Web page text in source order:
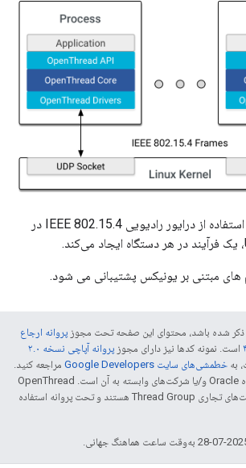
شبیه‌سازی POSIX با استفاده از درایور رادیویی IEEE 802.15.4 در
مبتنی بر یونیکس پشتیبانی می شود.
ذکر شده باشد، محتوای این صفحه تحت مجوز پروانه ارجاع
است. نمونه کدها نیز دارای مجوز پروانه آپاچی نسخه ۲.۰
به خطمشی‌های سایت Google Developers‏
مراجعه کنید.
جاوا علامت تجاری ثبت‌شده Oracle و/یا شرکت‌های وابسته به آن است. ‫OpenThread
و علائم مربوط به آن، علامت‌های تجاری Thread Group هستند و تحت پروانه استفاده